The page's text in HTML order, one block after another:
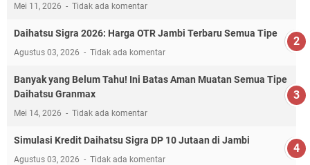
Mei 11, 2026 Tidak ada komentar
Daihatsu Sigra 2026: Harga OTR Jambi Terbaru Semua Tipe
Agustus 03, 2026 Tidak ada komentar
Banyak yang Belum Tahu! Ini Batas Aman Muatan Semua Tipe
Daihatsu Granmax
Mei 14, 2026 Tidak ada komentar
Simulasi Kredit Daihatsu Sigra DP 10 Jutaan di Jambi
Agustus 03, 2026 Tidak ada komentar